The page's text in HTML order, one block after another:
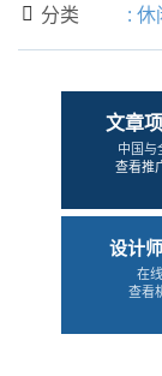
 分类 : 休
文章
中国与
查看推
设计
在
查看